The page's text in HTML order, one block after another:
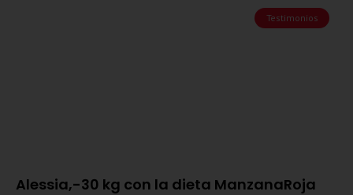
Testimonios
Alessia,-30 kg con la dieta ManzanaRoja